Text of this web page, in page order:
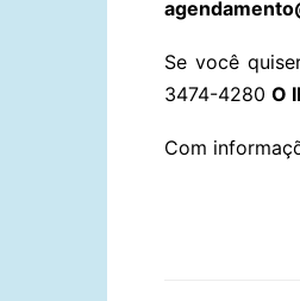
Se você
3474-4280 O
Com